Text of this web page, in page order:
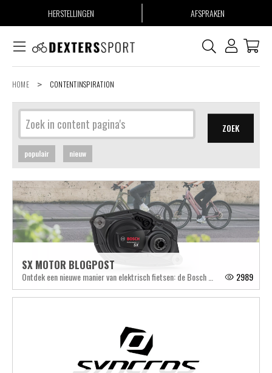
HERSTELLINGEN AFSPRAKEN
HOME > CONTENTINSPIRATION
ZOEK
populair nieuw
SX MOTOR BLOGPOST
2989